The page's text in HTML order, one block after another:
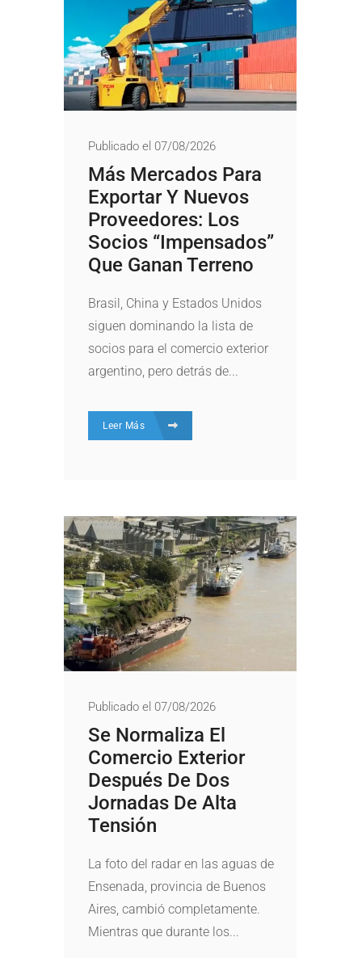
Publicado el 07/08/2026
Más Mercados Para
Exportar Y Nuevos
Proveedores: Los
Socios “impensados”
Que Ganan Terreno
Brasil, China y Estados Unidos
siguen dominando la lista de
socios para el comercio exterior
argentino, pero detrás de...
Leer Más
Publicado el 07/08/2026
Se Normaliza El
Comercio Exterior
Después De Dos
Jornadas De Alta
Tensión
La foto del radar en las aguas de
Ensenada, provincia de Buenos
Aires, cambió completamente.
Mientras que durante los...